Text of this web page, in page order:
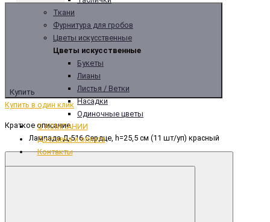
Ткани
Фурнитура для гробов
Цветы искусственные
Цветы искусственные
Букеты
Лианы
Листья / Ветки
Насадки
Одиночные цветы
О КОМПАНИИ
Доставка и оплата
Контакты
Купить
Купить в один клик
Краткое описание
Лампада Д-516 Сердце, h=25,5 см (11 шт/уп) красный